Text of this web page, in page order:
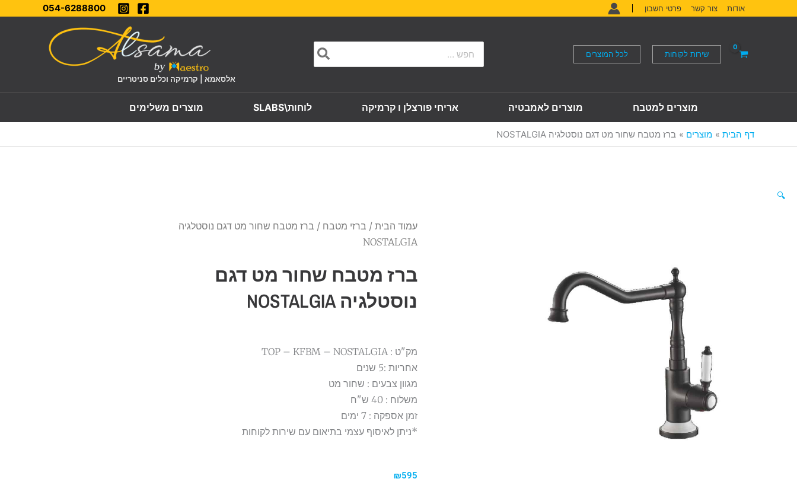
לתוכן
אודות צור קשר פרטי חשבון 054-6288800
שירות לקוחות לכל המוצרים
for:
אלסאמא | קרמיקה וכלים סניטריים
מוצרים למטבח מוצרים לאמבטיה אריחי פורצלן ו קרמיקה לוחות\SLABS מוצרים משלימים
דף הבית מוצרים ברז מטבח שחור מט דגם נוסטלגיה NOSTALGIA
🔍
עמוד הבית / ברזי מטבח / ברז מטבח שחור מט דגם נוסטלגיה
NOSTALGIA
ברז מטבח שחור מט דגם
נוסטלגיה NOSTALGIA
מק"ט : TOP – KFBM – NOSTALGIA
אחריות :5 שנים
מגוון צבעים : שחור מט
משלוח : 40 ש"ח
זמן אספקה : 7 ימים
*ניתן לאיסוף עצמי בתיאום עם שירות לקוחות
₪595